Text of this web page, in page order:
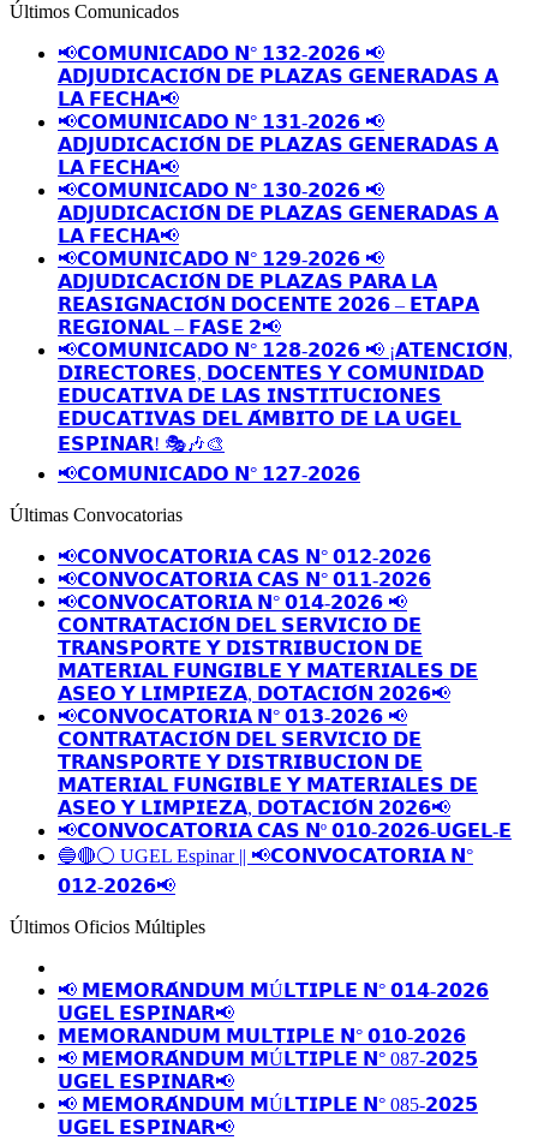
Últimos Comunicados
📢𝗖𝗢𝗠𝗨𝗡𝗜𝗖𝗔𝗗𝗢 𝗡° 𝟭𝟯𝟮-𝟮𝟬𝟮𝟲 📢
𝗔𝗗𝗝𝗨𝗗𝗜𝗖𝗔𝗖𝗜𝗢́𝗡 𝗗𝗘 𝗣𝗟𝗔𝗭𝗔𝗦 𝗚𝗘𝗡𝗘𝗥𝗔𝗗𝗔𝗦 𝗔
𝗟𝗔 𝗙𝗘𝗖𝗛𝗔📢
📢𝗖𝗢𝗠𝗨𝗡𝗜𝗖𝗔𝗗𝗢 𝗡° 𝟭𝟯𝟭-𝟮𝟬𝟮𝟲 📢
𝗔𝗗𝗝𝗨𝗗𝗜𝗖𝗔𝗖𝗜𝗢́𝗡 𝗗𝗘 𝗣𝗟𝗔𝗭𝗔𝗦 𝗚𝗘𝗡𝗘𝗥𝗔𝗗𝗔𝗦 𝗔
𝗟𝗔 𝗙𝗘𝗖𝗛𝗔📢
📢𝗖𝗢𝗠𝗨𝗡𝗜𝗖𝗔𝗗𝗢 𝗡° 𝟭𝟯𝟬-𝟮𝟬𝟮𝟲 📢
𝗔𝗗𝗝𝗨𝗗𝗜𝗖𝗔𝗖𝗜𝗢́𝗡 𝗗𝗘 𝗣𝗟𝗔𝗭𝗔𝗦 𝗚𝗘𝗡𝗘𝗥𝗔𝗗𝗔𝗦 𝗔
𝗟𝗔 𝗙𝗘𝗖𝗛𝗔📢
📢𝗖𝗢𝗠𝗨𝗡𝗜𝗖𝗔𝗗𝗢 𝗡° 𝟭𝟮𝟵-𝟮𝟬𝟮𝟲 📢
𝗔𝗗𝗝𝗨𝗗𝗜𝗖𝗔𝗖𝗜𝗢́𝗡 𝗗𝗘 𝗣𝗟𝗔𝗭𝗔𝗦 𝗣𝗔𝗥𝗔 𝗟𝗔
𝗥𝗘𝗔𝗦𝗜𝗚𝗡𝗔𝗖𝗜𝗢́𝗡 𝗗𝗢𝗖𝗘𝗡𝗧𝗘 𝟮𝟬𝟮𝟲 – 𝗘𝗧𝗔𝗣𝗔
𝗥𝗘𝗚𝗜𝗢𝗡𝗔𝗟 – 𝗙𝗔𝗦𝗘 𝟮📢
📢𝗖𝗢𝗠𝗨𝗡𝗜𝗖𝗔𝗗𝗢 𝗡° 𝟭𝟮𝟴-𝟮𝟬𝟮𝟲 📢 ¡𝗔𝗧𝗘𝗡𝗖𝗜𝗢́𝗡,
𝗗𝗜𝗥𝗘𝗖𝗧𝗢𝗥𝗘𝗦, 𝗗𝗢𝗖𝗘𝗡𝗧𝗘𝗦 𝗬 𝗖𝗢𝗠𝗨𝗡𝗜𝗗𝗔𝗗
𝗘𝗗𝗨𝗖𝗔𝗧𝗜𝗩𝗔 𝗗𝗘 𝗟𝗔𝗦 𝗜𝗡𝗦𝗧𝗜𝗧𝗨𝗖𝗜𝗢𝗡𝗘𝗦
𝗘𝗗𝗨𝗖𝗔𝗧𝗜𝗩𝗔𝗦 𝗗𝗘𝗟 𝗔́𝗠𝗕𝗜𝗧𝗢 𝗗𝗘 𝗟𝗔 𝗨𝗚𝗘𝗟
𝗘𝗦𝗣𝗜𝗡𝗔𝗥! 🎭🎶🎨
📢𝗖𝗢𝗠𝗨𝗡𝗜𝗖𝗔𝗗𝗢 𝗡° 𝟭𝟮𝟳-𝟮𝟬𝟮𝟲
Últimas Convocatorias
📢𝗖𝗢𝗡𝗩𝗢𝗖𝗔𝗧𝗢𝗥𝗜𝗔 𝗖𝗔𝗦 𝗡° 𝟬𝟭𝟮-𝟮𝟬𝟮𝟲
📢𝗖𝗢𝗡𝗩𝗢𝗖𝗔𝗧𝗢𝗥𝗜𝗔 𝗖𝗔𝗦 𝗡° 𝟬𝟭𝟭-𝟮𝟬𝟮𝟲
📢𝗖𝗢𝗡𝗩𝗢𝗖𝗔𝗧𝗢𝗥𝗜𝗔 𝗡° 𝟬𝟭𝟰-𝟮𝟬𝟮𝟲 📢
𝗖𝗢𝗡𝗧𝗥𝗔𝗧𝗔𝗖𝗜𝗢́𝗡 𝗗𝗘𝗟 𝗦𝗘𝗥𝗩𝗜𝗖𝗜𝗢 𝗗𝗘
𝗧𝗥𝗔𝗡𝗦𝗣𝗢𝗥𝗧𝗘 𝗬 𝗗𝗜𝗦𝗧𝗥𝗜𝗕𝗨𝗖𝗜𝗢𝗡 𝗗𝗘
𝗠𝗔𝗧𝗘𝗥𝗜𝗔𝗟 𝗙𝗨𝗡𝗚𝗜𝗕𝗟𝗘 𝗬 𝗠𝗔𝗧𝗘𝗥𝗜𝗔𝗟𝗘𝗦 𝗗𝗘
𝗔𝗦𝗘𝗢 𝗬 𝗟𝗜𝗠𝗣𝗜𝗘𝗭𝗔, 𝗗𝗢𝗧𝗔𝗖𝗜𝗢́𝗡 𝟮𝟬𝟮𝟲📢
📢𝗖𝗢𝗡𝗩𝗢𝗖𝗔𝗧𝗢𝗥𝗜𝗔 𝗡° 𝟬𝟭𝟯-𝟮𝟬𝟮𝟲 📢
𝗖𝗢𝗡𝗧𝗥𝗔𝗧𝗔𝗖𝗜𝗢́𝗡 𝗗𝗘𝗟 𝗦𝗘𝗥𝗩𝗜𝗖𝗜𝗢 𝗗𝗘
𝗧𝗥𝗔𝗡𝗦𝗣𝗢𝗥𝗧𝗘 𝗬 𝗗𝗜𝗦𝗧𝗥𝗜𝗕𝗨𝗖𝗜𝗢𝗡 𝗗𝗘
𝗠𝗔𝗧𝗘𝗥𝗜𝗔𝗟 𝗙𝗨𝗡𝗚𝗜𝗕𝗟𝗘 𝗬 𝗠𝗔𝗧𝗘𝗥𝗜𝗔𝗟𝗘𝗦 𝗗𝗘
𝗔𝗦𝗘𝗢 𝗬 𝗟𝗜𝗠𝗣𝗜𝗘𝗭𝗔, 𝗗𝗢𝗧𝗔𝗖𝗜𝗢́𝗡 𝟮𝟬𝟮𝟲📢
📢𝗖𝗢𝗡𝗩𝗢𝗖𝗔𝗧𝗢𝗥𝗜𝗔 𝗖𝗔𝗦 𝗡º 𝟬𝟭𝟬-𝟮𝟬𝟮𝟲-𝗨𝗚𝗘𝗟-𝗘
🔵🔴⚪️ UGEL Espinar || 📢𝗖𝗢𝗡𝗩𝗢𝗖𝗔𝗧𝗢𝗥𝗜𝗔 𝗡°
𝟬𝟭𝟮-𝟮𝟬𝟮𝟲📢
Últimos Oficios Múltiples
📢 𝗠𝗘𝗠𝗢𝗥𝗔́𝗡𝗗𝗨𝗠 𝗠Ú𝗟𝗧𝗜𝗣𝗟𝗘 𝗡° 𝟬𝟭𝟰-𝟮𝟬𝟮𝟲
𝗨𝗚𝗘𝗟 𝗘𝗦𝗣𝗜𝗡𝗔𝗥📢
𝗠𝗘𝗠𝗢𝗥𝗔𝗡𝗗𝗨𝗠 𝗠𝗨𝗟𝗧𝗜𝗣𝗟𝗘 𝗡° 𝟬𝟭𝟬-𝟮𝟬𝟮𝟲
📢 𝗠𝗘𝗠𝗢𝗥𝗔́𝗡𝗗𝗨𝗠 𝗠Ú𝗟𝗧𝗜𝗣𝗟𝗘 𝗡° 087-𝟮𝟬𝟮𝟱
𝗨𝗚𝗘𝗟 𝗘𝗦𝗣𝗜𝗡𝗔𝗥📢
📢 𝗠𝗘𝗠𝗢𝗥𝗔́𝗡𝗗𝗨𝗠 𝗠Ú𝗟𝗧𝗜𝗣𝗟𝗘 𝗡° 085-𝟮𝟬𝟮𝟱
𝗨𝗚𝗘𝗟 𝗘𝗦𝗣𝗜𝗡𝗔𝗥📢